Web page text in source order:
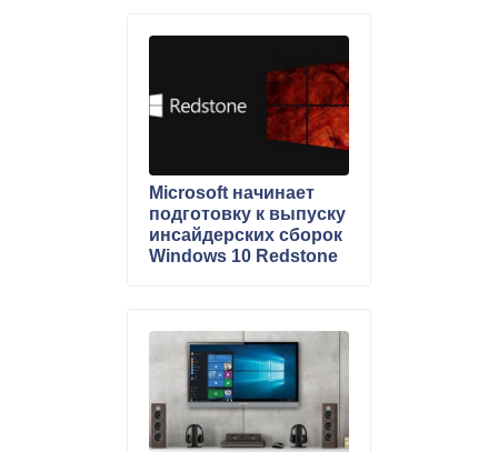
Microsoft начинает
подготовку к выпуску
инсайдерских сборок
Windows 10 Redstone